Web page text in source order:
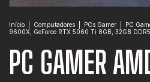
Início Computadores PCs Gamer
PC
9600X, GeForce RTX 5060 Ti 8GB, 32GB
PC GAMER